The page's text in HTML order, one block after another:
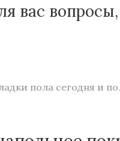
вас
пола сегодня и